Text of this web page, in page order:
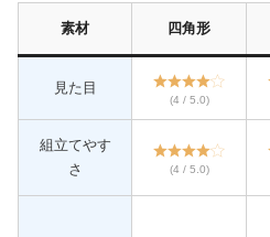
素材 四角形
見た目
(4 / 5.0)
組立てやす
さ
(4 / 5.0)